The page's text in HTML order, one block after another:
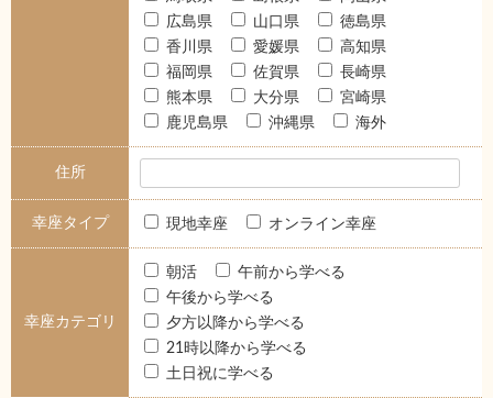
広島県
山口県
徳島県
香川県
愛媛県
高知県
福岡県
佐賀県
長崎県
熊本県
大分県
宮崎県
鹿児島県
沖縄県 海外
住所
幸座タイプ 現地幸座 オンライン幸座
幸座カテゴリ
朝活
午前から学べる
午後から学べる
夕方以降から学べる
21時以降から学べる
土日祝に学べる